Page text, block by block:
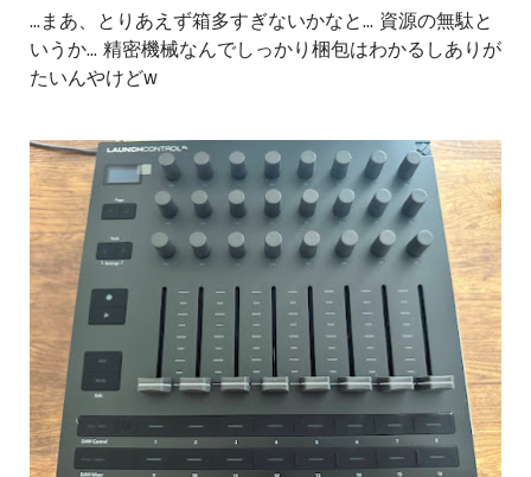
...まあ、とりあえず箱多すぎないかなと... 資源の無駄と
いうか... 精密機械なんでしっかり梱包はわかるしありが
たいんやけどw